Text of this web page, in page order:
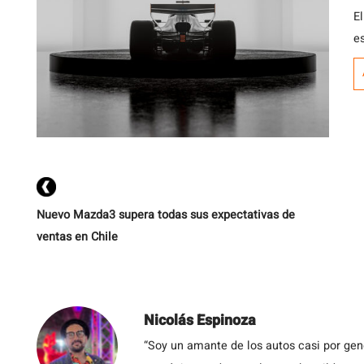
Nuevo Mazda3 supera todas sus expectativas de
ventas en Chile
Nicolás Espinoza
“Soy un amante de los autos casi por